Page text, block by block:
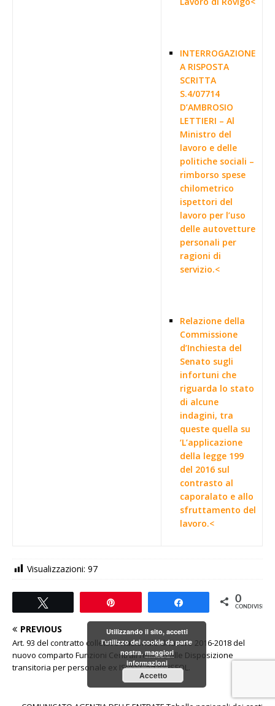
INTERROGAZIONE
A RISPOSTA
SCRITTA
S.4/07714
D’AMBROSIO
LETTIERI – Al
Ministro del
lavoro e delle
politiche sociali –
rimborso spese
chilometrico
ispettori del
lavoro per l’uso
delle autovetture
personali per
ragioni di
servizio.<
Relazione della
Commissione
d’Inchiesta del
Senato sugli
infortuni che
riguarda lo stato
di alcune
indagini, tra
queste quella su
‘L’applicazione
della legge 199
del 2016 sul
contrasto al
caporalato e allo
sfruttamento del
lavoro.<
Visualizzazioni: 97
0
CONDIVISIONI
PREVIOUS
Art. 93 del contratto collettivo nazionale di lavoro 2016-2018 del
nuovo comparto Funzioni Centrali relativo alle Disposizione
transitoria per personale ex ISPESL ed ex ISFOL.
Utilizzando il sito, accetti
l'utilizzo dei cookie da parte
nostra.maggiori
informazioni
Accetto